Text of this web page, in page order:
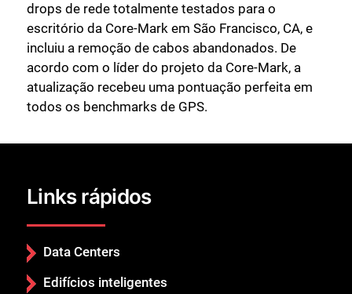
drops de rede totalmente testados para o
escritório da Core-Mark em São Francisco, CA, e
incluiu a remoção de cabos abandonados. De
acordo com o líder do projeto da Core-Mark, a
atualização recebeu uma pontuação perfeita em
todos os benchmarks de GPS.
Links rápidos
Data Centers
Edifícios inteligentes
Fechar